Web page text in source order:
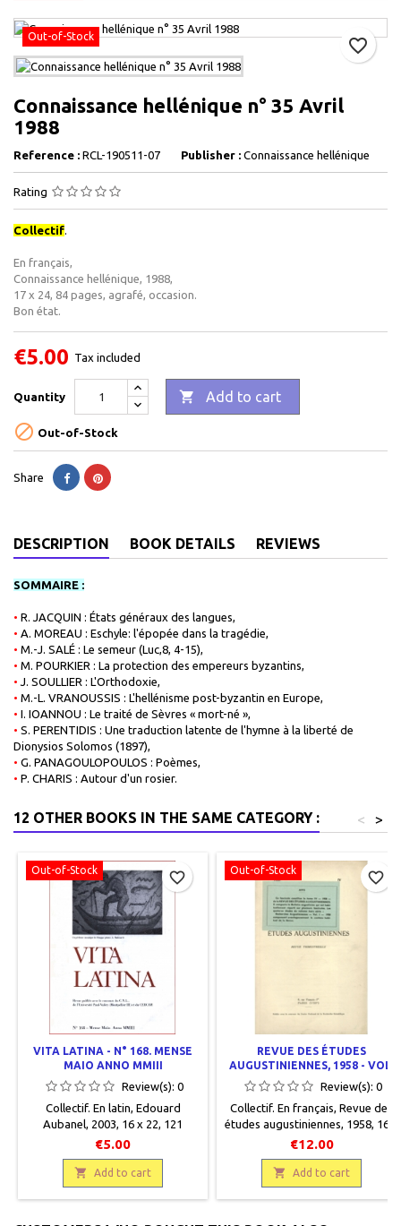
Out-of-Stock
Connaissance hellénique n° 35 Avril
1988
Reference : RCL-190511-07 Publisher : Connaissance hellénique
Rating
Collectif
En français,
Connaissance hellénique, 1988,
17 x 24, 84 pages, agrafé, occasion.
Bon état.
€5.00 Tax included
Quantity  Add to cart
favorite_border
 Out-of-Stock
Share
DESCRIPTION BOOK DETAILS REVIEWS
SOMMAIRE :
• R. JACQUIN : États généraux des langues,
• A. MOREAU : Eschyle: l'épopée dans la tragédie
• M.-J. SALÉ : Le semeur (Luc,8, 4-15),
• M. POURKIER : La protection des empereurs byzantins,
• J. SOULLIER : L'Orthodoxie
• M.-L. VRANOUSSIS : L'hellénisme post-byzantin en Europe
• I. IOANNOU : Le traité de Sèvres « mort-né »
• S. PERENTIDIS : Une traduction latente de l'hymne à la liberté de
Dionysios Solomos (1897),
• G. PANAGOULOPOULOS : Poèmes,
• P. CHARIS : Autour d'un rosier.
12 OTHER BOOKS IN THE SAME CATEGORY : >
<
Out-of-Stock
VITA LATINA - N° 168. MENSE
MAIO ANNO MMIII
Review(s): 0
Collectif. En latin, Edouard
Aubanel, 2003, 16 x 22, 121
pages, broché, occasion. Correct.
€5.00
 Add to cart
favorite_border Out-of-Stock
REVUE DES ÉTUDES
AUGUSTINIENNES, 1958 - VOL.
IV, 4
Review(s): 0
Collectif. En français, Revue des
études augustiniennes, 1958, 16 x
25, 90 pages, broché, occasion.
€12.00
 Add to cart
favorite_border